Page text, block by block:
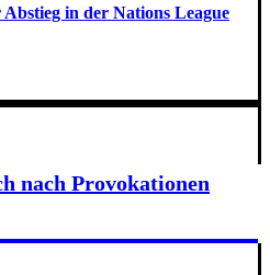
in der Nations League
nach Provokationen